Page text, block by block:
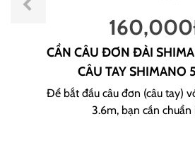
160,000
CẦN CÂU ĐƠN ĐÀI
CÂU TAY SHIMANO
Để bắt đầu câu đơn (câu tay)
3.6m, bạn cần chuẩn